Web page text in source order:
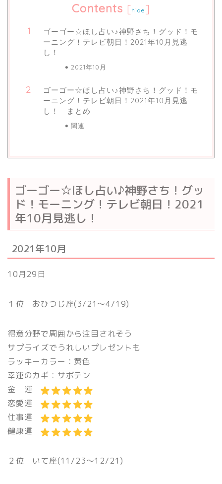
Contents [hide ]
ゴーゴー☆ほし占い♪神野さち！グッド！モ
ーニング！テレビ朝日！2021年10月見逃
し！
2021年10月
ゴーゴー☆ほし占い♪神野さち！グッド！モ
ーニング！テレビ朝日！2021年10月見逃
し！ まとめ
関連
ゴーゴー☆ほし占い♪神野さち！グッ
ド！モーニング！テレビ朝日！2021
年10月見逃し！
2021年10月
10月29日
１位 おひつじ座(3/21〜4/19)
得意分野で周囲から注目されそう
サプライズでうれしいプレゼントも
ラッキーカラー：黄色
幸運のカギ：サボテン
金 運
恋愛運
仕事運
健康運
２位 いて座(11/23〜12/21)